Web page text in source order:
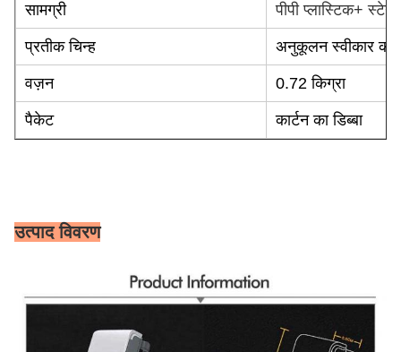
सामग्री पीपी प्लास्टिक+
प्रतीक चिन्ह अनुकूलन स्वीकार
वज़न 0.72 किग्रा
पैकेट कार्टन का डिब्बा
उत्पाद विवरण